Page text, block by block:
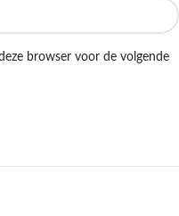
browser voor de volgende